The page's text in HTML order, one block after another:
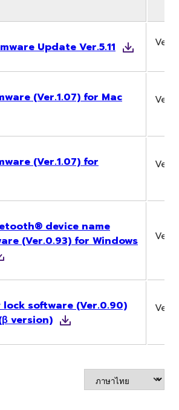
Update Ver.5.11
(Ver.1.07) for Mac
(Ver.1.07) for
device name
(Ver.0.93) for Windows
lock software (Ver.0.90)
version)